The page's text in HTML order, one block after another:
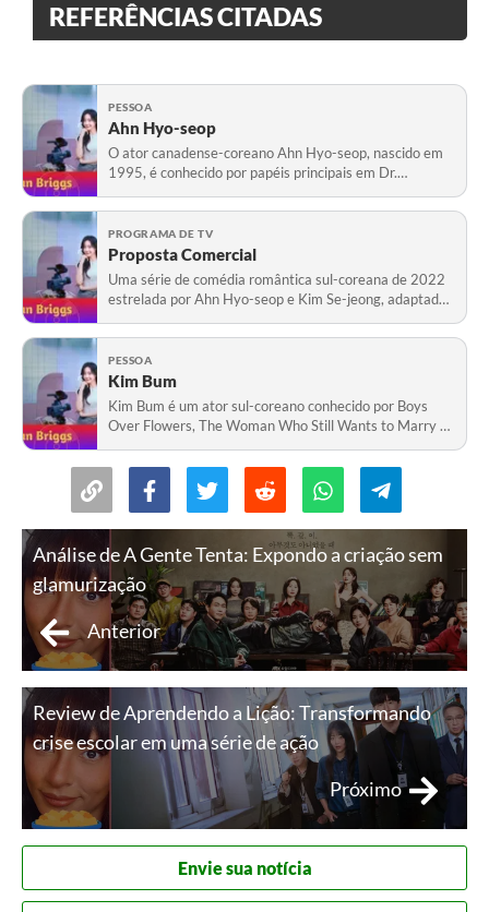
REFERÊNCIAS CITADAS
PESSOA
Ahn Hyo-seop
O ator canadense-coreano Ahn Hyo-seop, nascido em
1995, é conhecido por papéis principais em Dr.
PROGRAMA DE TV
Proposta Comercial
Uma série de comédia romântica sul-coreana de 2022
estrelada por Ahn Hyo-seop e Kim Se-jeong, adaptada
PESSOA
Kim Bum
Kim Bum é um ator sul-coreano conhecido por Boys
Over Flowers, The Woman Who Still Wants to Marry e
Análise de A Gente Tenta: Expondo a criação sem
glamurização
Anterior
Review de Aprendendo a Lição: Transformando
crise escolar em uma série de ação
Próximo
Envie sua notícia